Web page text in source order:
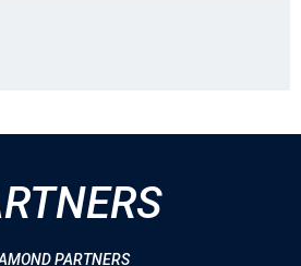
PARTNERS